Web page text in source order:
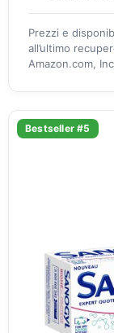
Prezzi e
all’ultimo
Amazon.com,
Bestseller #5